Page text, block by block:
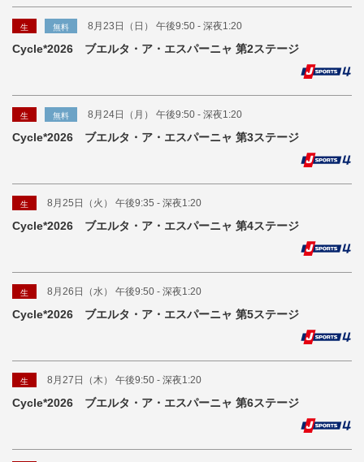
生 無料 8月23日（日） 午後9:50 - 深夜1:20
Cycle*2026 ブエルタ・ア・エスパーニャ 第2ステージ
生 無料 8月24日（月） 午後9:50 - 深夜1:20
Cycle*2026 ブエルタ・ア・エスパーニャ 第3ステージ
生 8月25日（火） 午後9:35 - 深夜1:20
Cycle*2026 ブエルタ・ア・エスパーニャ 第4ステージ
生 8月26日（水） 午後9:50 - 深夜1:20
Cycle*2026 ブエルタ・ア・エスパーニャ 第5ステージ
生 8月27日（木） 午後9:50 - 深夜1:20
Cycle*2026 ブエルタ・ア・エスパーニャ 第6ステージ